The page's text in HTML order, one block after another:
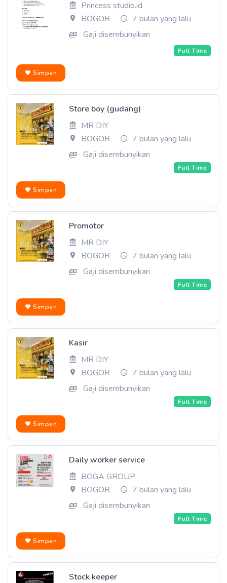
Princess studio.id
BOGOR
7 bulan yang lalu
Gaji disembunyikan
Full Time
Simpan
Store boy (gudang)
MR DIY
BOGOR
7 bulan yang lalu
Gaji disembunyikan
Full Time
Simpan
Promotor
MR DIY
BOGOR
7 bulan yang lalu
Gaji disembunyikan
Full Time
Simpan
Kasir
MR DIY
BOGOR
7 bulan yang lalu
Gaji disembunyikan
Full Time
Simpan
Daily worker service
BOGA GROUP
BOGOR
7 bulan yang lalu
Gaji disembunyikan
Full Time
Simpan
Stock keeper